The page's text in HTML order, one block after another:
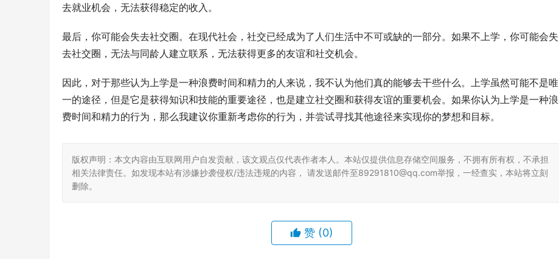
去就业机会，无法获得稳定的收入。
最后，你可能会失去社交圈。在现代社会，社交已经成为了人们生活中不可或缺的一部分。如果不上学，你可能会失
去社交圈，无法与同龄人建立联系，无法获得更多的友谊和社交机会。
因此，对于那些认为上学是一种浪费时间和精力的人来说，我不认为他们真的能够去干些什么。上学虽然可能不是唯
一的途径，但是它是获得知识和技能的重要途径，也是建立社交圈和获得友谊的重要机会。如果你认为上学是一种浪
费时间和精力的行为，那么我建议你重新考虑你的行为，并尝试寻找其他途径来实现你的梦想和目标。
版权声明：本文内容由互联网用户自发贡献，该文观点仅代表作者本人。本站仅提供信息存储空间服务，不拥有所有权，不承担
相关法律责任。如发现本站有涉嫌抄袭侵权/违法违规的内容， 请发送邮件至89291810@qq.com举报，一经查实，本站将立刻
删除。
赞 (0)